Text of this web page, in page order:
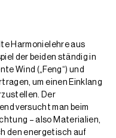
Harmonielehre aus
der beiden ständig in
Wind („Feng“) und
um einen Einklang
Der
versucht man beim
– also Materialien,
den energetisch auf